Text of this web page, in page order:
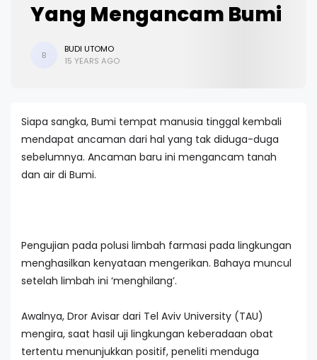
Yang Mengancam Bumi
B
BUDI UTOMO
15 YEARS AGO
Siapa sangka, Bumi tempat manusia tinggal kembali
mendapat ancaman dari hal yang tak diduga-duga
sebelumnya. Ancaman baru ini mengancam tanah
dan air di Bumi.
Pengujian pada polusi limbah farmasi pada lingkungan
menghasilkan kenyataan mengerikan. Bahaya muncul
setelah limbah ini ‘menghilang’.
Awalnya, Dror Avisar dari Tel Aviv University (TAU)
mengira, saat hasil uji lingkungan keberadaan obat
tertentu menunjukkan positif, peneliti menduga